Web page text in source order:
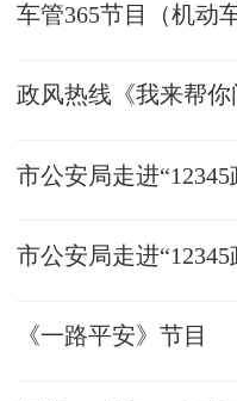
车管365节目（机动
政风热线《我来帮
市公安局走进
市公安局走进
《一路平安》节目